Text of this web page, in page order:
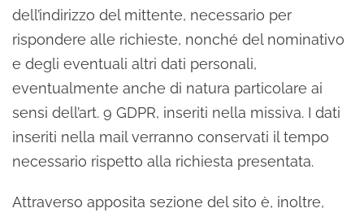
dell’indirizzo del mittente, necessario per
rispondere alle richieste, nonché del nominativo
e degli eventuali altri dati personali,
eventualmente anche di natura particolare ai
sensi dell’art. 9 GDPR, inseriti nella missiva. I dati
inseriti nella mail verranno conservati il tempo
necessario rispetto alla richiesta presentata.
Attraverso apposita sezione del sito è, inoltre,